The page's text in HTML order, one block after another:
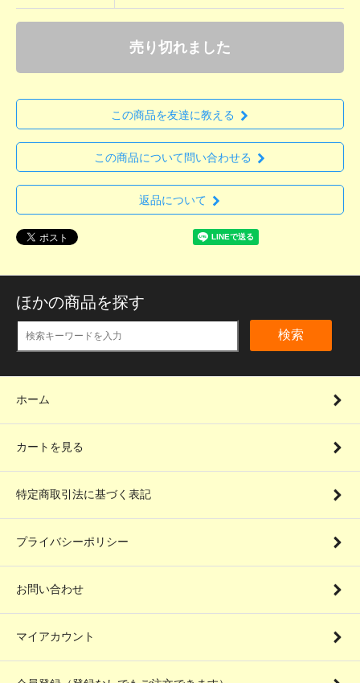
売り切れました
この商品を友達に教える
この商品について問い合わせる
返品について
ほかの商品を探す
検索
ホーム
カートを見る
特定商取引法に基づく表記
プライバシーポリシー
お問い合わせ
マイアカウント